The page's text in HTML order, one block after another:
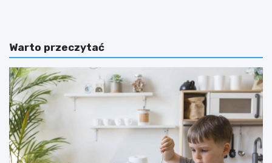
c
a
m
o
t
y
w
a
c
y
e
g
o
t
a
k
w
a
ż
n
Warto przeczytać